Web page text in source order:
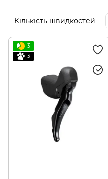
Кількість швидкостей
3
3